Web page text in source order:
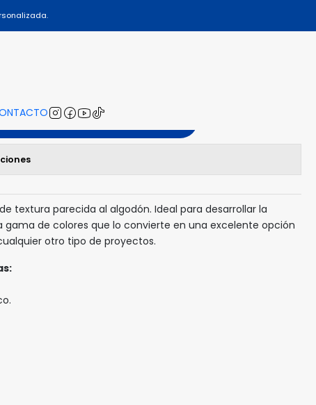
5002
Agregar al Carro
textura parecida al algodón. Ideal para desarrollar la
de colores que lo convierte en una excelente opción
otro tipo de proyectos.